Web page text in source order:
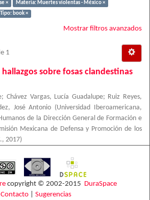
×
Materia: Muertes violentas - México ×
Tipo: book ×
Mostrar filtros avanzados
1
sobre fosas clandestinas
; Chávez Vargas, Lucía Guadalupe;
Ruiz Reyes,
José Antonio (Universidad Iberoamericana,
de la Dirección General de Formación e
Mexicana de Defensa y Promoción de los
, 2017)
copyright © 2002-2015 DuraSpace
Contacto| Sugerencias